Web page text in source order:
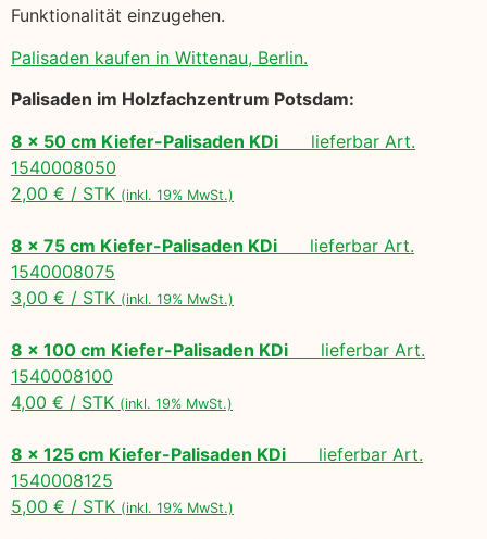
Funktionalität einzugehen.
Palisaden kaufen in Wittenau, Berlin.
Palisaden im Holzfachzentrum Potsdam:
8 x 50 cm Kiefer-Palisaden KDi lieferbar Art.
1540008050
2,00 € / STK (inkl. 19% MwSt.)
8 x 75 cm Kiefer-Palisaden KDi lieferbar Art.
1540008075
3,00 € / STK (inkl. 19% MwSt.)
8 x 100 cm Kiefer-Palisaden KDi lieferbar Art.
1540008100
4,00 € / STK (inkl. 19% MwSt.)
8 x 125 cm Kiefer-Palisaden KDi lieferbar Art.
1540008125
5,00 € / STK (inkl. 19% MwSt.)